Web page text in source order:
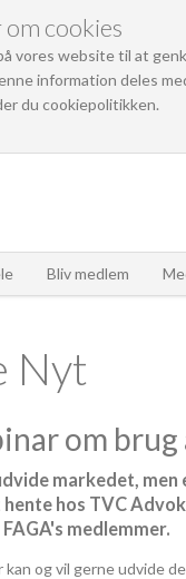
cookies
vores website til at
information deles
du cookiepolitikken.
Bliv medlem
Nyt
om
markedet,
hente hos TVC
medlemmer.
kan og vil gerne udvide